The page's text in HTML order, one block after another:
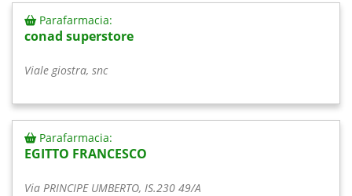
Parafarmacia:
conad superstore
Viale giostra, snc
Parafarmacia:
EGITTO FRANCESCO
Via PRINCIPE UMBERTO, IS.230 49/A